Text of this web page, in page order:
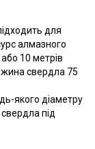
для
алмазного
10 метрів
свердла 75
якого діаметру
під